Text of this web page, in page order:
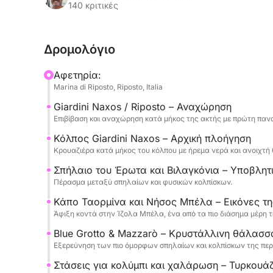
θαλάσσιες σπηλιές, όπως η Σπηλιά του Έρωτα
κολύμπι στα καθαρά νερά και στιγμές για να
Στο πλοίο, θα βρείτε prosecco, αναψυκτικά,
μια κομψή και ξέγνοιαστη εμπειρία,
Διαθέσιμη με αναχωρήσεις στις 10:00 π.μ. ή
στα αγγλικά.
Τα καύσιμα (1.900€) και ο καπετάνιος/
Μια τέλεια εμπειρία για όσους θέλουν να
140 κριτικές
Δρομολόγιο
Αφετηρία:
Marina di Riposto, Riposto, Italia
Giardini Naxos / Riposto – Αναχώρηση
Επιβίβαση και αναχώρηση κατά μήκος της ακτής με πρώτη
Κόλπος Giardini Naxos – Αρχική πλοήγηση
Κρουαζιέρα κατά μήκος του κόλπου με ήρεμα νερά και ανοιχτή
Σπήλαιο του Έρωτα και Βιλαγκόνια –
Πέρασμα μεταξύ σπηλαίων και φυσικών κολπίσκων.
Κάπο Ταορμίνα και Νήσος Μπέλα – Εικόνες
Άφιξη κοντά στην Ίζολα Μπέλα, ένα από τα πιο διάσημα μέρη
Blue Grotto & Mazzarò – Κρυστάλλινη
Εξερεύνηση των πιο όμορφων σπηλαίων και κολπίσκων της
Στάσεις για κολύμπι και χαλάρωση –